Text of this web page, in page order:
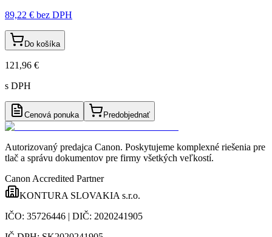
89,22 € bez DPH
Do košíka
121,96 €
s DPH
Cenová ponuka Predobjednať
Autorizovaný predajca Canon. Poskytujeme komplexné riešenia pre
tlač a správu dokumentov pre firmy všetkých veľkostí.
Canon Accredited Partner
KONTURA SLOVAKIA s.r.o.
IČO: 35726446 | DIČ: 2020241905